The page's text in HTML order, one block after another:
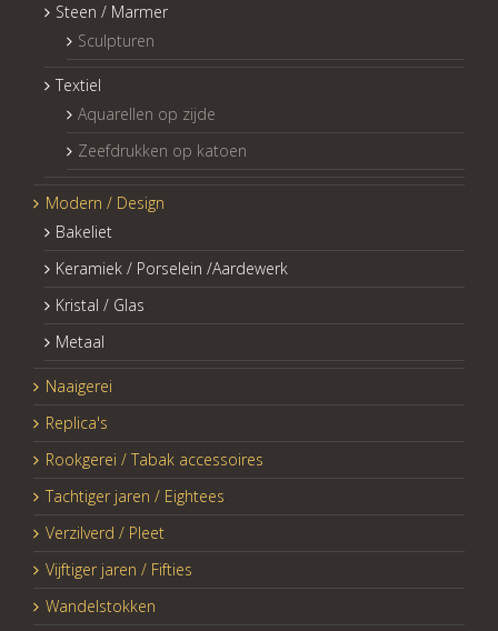
Steen / Marmer
Sculpturen
Textiel
Aquarellen op zijde
Zeefdrukken op katoen
Modern / Design
Bakeliet
Keramiek / Porselein /Aardewerk
Kristal / Glas
Metaal
Naaigerei
Replica's
Rookgerei / Tabak accessoires
Tachtiger jaren / Eightees
Verzilverd / Pleet
Vijftiger jaren / Fifties
Wandelstokken